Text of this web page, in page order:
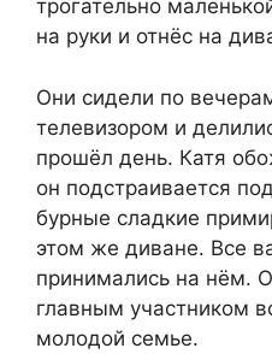
трогательно
на руки и отнёс на
Они сидели по
телевизором и
прошёл день. Катя
он подстраивается
бурные сладкие
этом же диване. Все
принимались на нём.
главным участником
молодой семье.